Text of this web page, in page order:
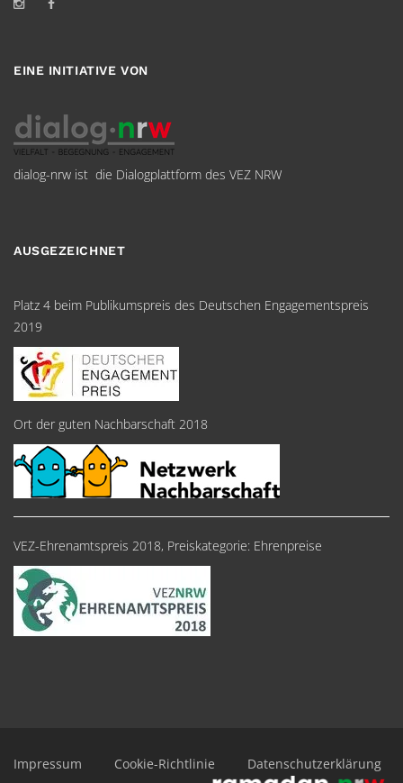
EINE INITIATIVE VON
dialog-nrw ist die Dialogplattform des VEZ NRW
AUSGEZEICHNET
Platz 4 beim Publikumspreis des Deutschen Engagementspreis
2019
Ort der guten Nachbarschaft 2018
VEZ-Ehrenamtspreis 2018, Preiskategorie: Ehrenpreise
Impressum Cookie-Richtlinie Datenschutzerklärung